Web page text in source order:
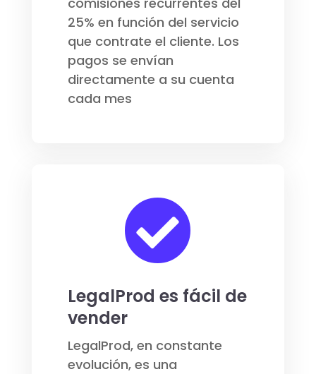
25% en función del servicio
que contrate el cliente. Los
pagos se envían
directamente a su cuenta
cada mes

LegalProd es fácil de
vender
LegalProd, en constante
evolución, es una